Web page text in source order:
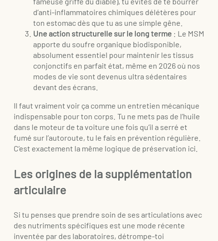
d’anti-inflammatoires chimiques délétères pour
ton estomac dès que tu as une simple gêne.
Une action structurelle sur le long terme : Le MSM
apporte du soufre organique biodisponible,
absolument essentiel pour maintenir les tissus
conjonctifs en parfait état, même en 2026 où nos
modes de vie sont devenus ultra sédentaires
devant des écrans.
Il faut vraiment voir ça comme un entretien mécanique
indispensable pour ton corps. Tu ne mets pas de l’huile
dans le moteur de ta voiture une fois qu’il a serré et
fumé sur l’autoroute, tu le fais en prévention régulière.
C’est exactement la même logique de préservation ici.
Les origines de la supplémentation
articulaire
Si tu penses que prendre soin de ses articulations avec
des nutriments spécifiques est une mode récente
inventée par des laboratoires, détrompe-toi